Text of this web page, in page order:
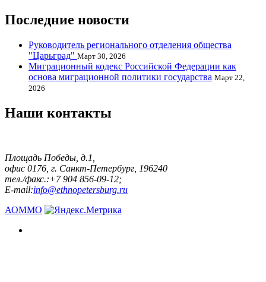
Последние новости
Руководитель регионального отделения общества
"Царьград" Март 30, 2026
Миграционный кодекс Российской Федерации как
основа миграционной политики государства Март 22,
2026
Наши контакты
Площадь Победы, д.1,
офис 0176, г. Санкт-Петербург, 196240
тел./факс.:+7 904 856-09-12;
E-mail:info@ethnopetersburg.ru
АОММО